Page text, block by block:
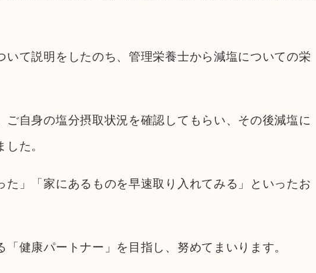
いて説明をしたのち、管理栄養士から減塩についての栄
ご自身の塩分摂取状況を確認してもらい、その後減塩に
た。
た」「家にあるものを早速取り入れてみる」といったお
健康パートナー」を目指し、努めてまいります。